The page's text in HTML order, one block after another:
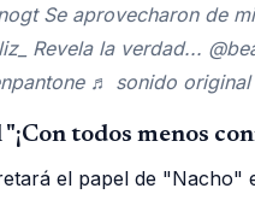
Se aprovecharon de
Revela la verdad...
♬ sonido original
todos menos
el papel de "Nacho"